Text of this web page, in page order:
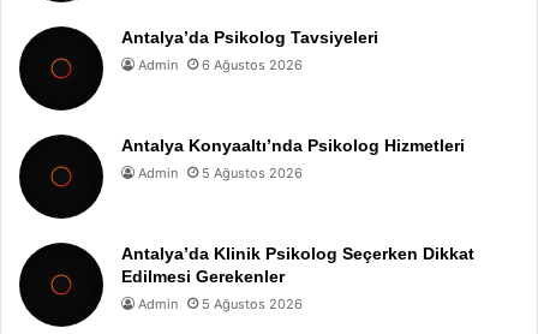
Antalya’da Psikolog Tavsiyeleri
Admin 6 Ağustos 2026
Antalya Konyaaltı’nda Psikolog Hizmetleri
Admin 5 Ağustos 2026
Antalya’da Klinik Psikolog Seçerken Dikkat
Edilmesi Gerekenler
Admin 5 Ağustos 2026